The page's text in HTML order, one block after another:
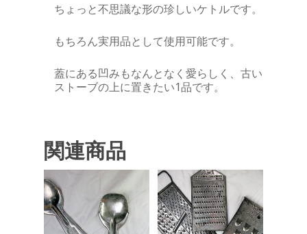
ちょっと不思議な形の珍しいケトルです。
もちろん実用品として使用可能です。
蓋にある凹みもなんとなく愛らしく、古い
ストーブの上に置きたい1品です。
関連商品
¥2,750 ¥2,640
¥3,850